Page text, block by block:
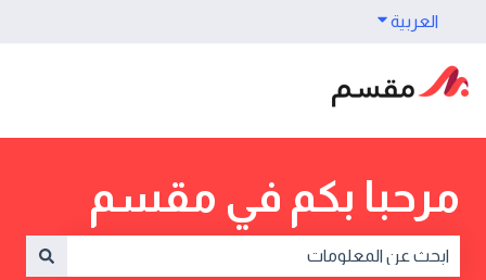
العربيةShow submenu for translations
مرحبا بكم في مقسم